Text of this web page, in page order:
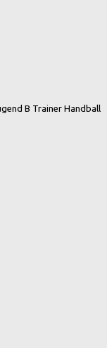
B Trainer Handball